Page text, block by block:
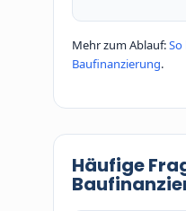
Mehr zum Ablauf:
Baufinanzierung.
Häufige